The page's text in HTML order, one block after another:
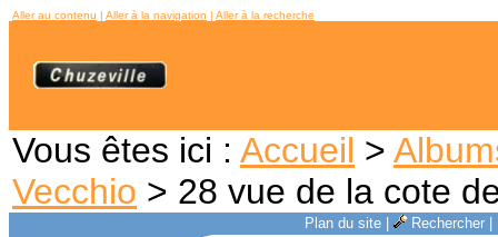
Aller au contenu | Aller à la navigation | Aller à la recherche
Vous êtes ici : Accueil >
Vecchio > 28 vue de la cote
Plan du site| Rechercher|